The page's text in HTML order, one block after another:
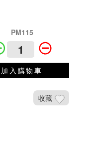
PM115
加入購物車
收藏